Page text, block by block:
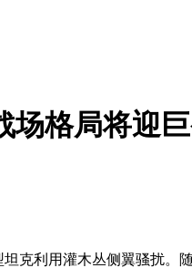
场格局将迎
克利用灌木丛侧翼骚扰。